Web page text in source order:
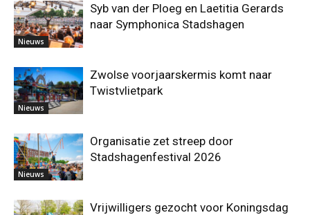
Nieuws
Syb van der Ploeg en Laetitia Gerards
naar Symphonica Stadshagen
Nieuws
Zwolse voorjaarskermis komt naar
Twistvlietpark
Nieuws
Organisatie zet streep door
Stadshagenfestival 2026
Vrijwilligers gezocht voor Koningsdag